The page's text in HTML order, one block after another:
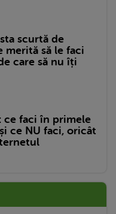
scurtă de
merită să le faci
care să nu îți
ce faci în primele
ce NU faci, oricât